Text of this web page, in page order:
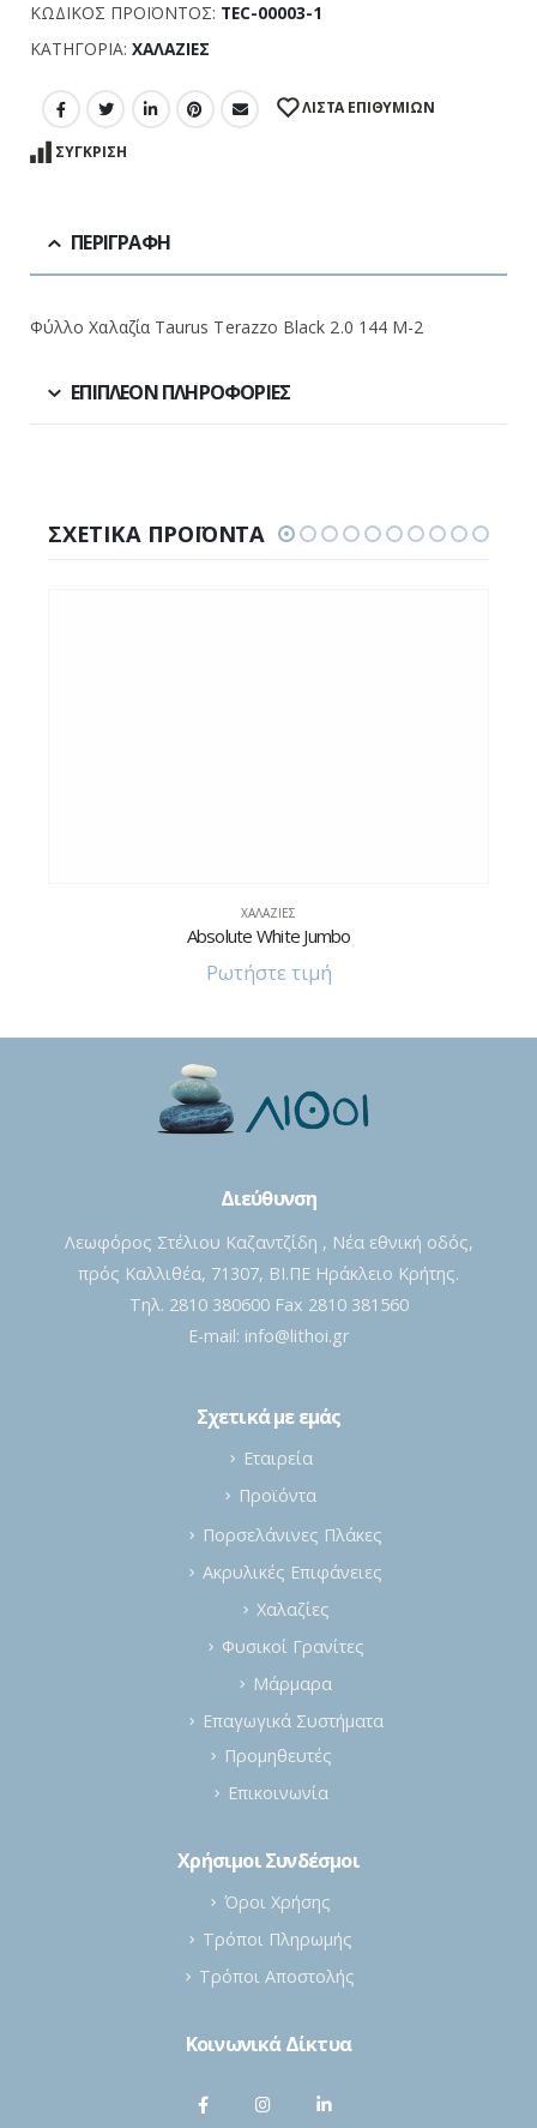
ΚΩΔΙΚΌΣ ΠΡΟΪΌΝΤΟΣ: TEC-00003-1
ΚΑΤΗΓΟΡΊΑ: ΧΑΛΑΖΊΕΣ
ΛΊΣΤΑ ΕΠΙΘΥΜΙΏΝ
ΣΎΓΚΡΙΣΗ
ΠΕΡΙΓΡΑΦΉ
Φύλλο Χαλαζία Taurus Terazzo Black 2.0 144 M-2
ΕΠΙΠΛΈΟΝ ΠΛΗΡΟΦΟΡΊΕΣ
ΣΧΕΤΙΚΆ ΠΡΟΪΌΝΤΑ
Διεύθυνση
Λεωφόρος Στέλιου Καζαντζίδη , Νέα εθνική οδός,
πρός Καλλιθέα, 71307, ΒΙ.ΠΕ Ηράκλειο Κρήτης.
Τηλ. 2810 380600 Fax 2810 381560
E-mail: info@lithoi.gr
Σχετικά με εμάς
Εταιρεία
Προϊόντα
Πορσελάνινες Πλάκες
Ακρυλικές Επιφάνειες
Χαλαζίες
Φυσικοί Γρανίτες
Μάρμαρα
Επαγωγικά Συστήματα
Προμηθευτές
Επικοινωνία
Χρήσιμοι Συνδέσμοι
Όροι Χρήσης
Τρόποι Πληρωμής
Τρόποι Αποστολής
Κοινωνικά Δίκτυα